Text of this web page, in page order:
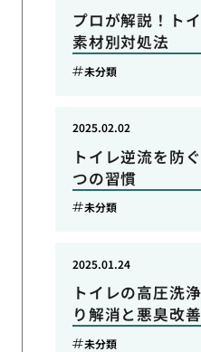
プロが解説！ト
素材別対処法
未分類
トイレ逆流を防
つの習慣
2025.02.02
未分類
トイレの高圧洗
り解消と悪臭改善
2025.01.24
未分類